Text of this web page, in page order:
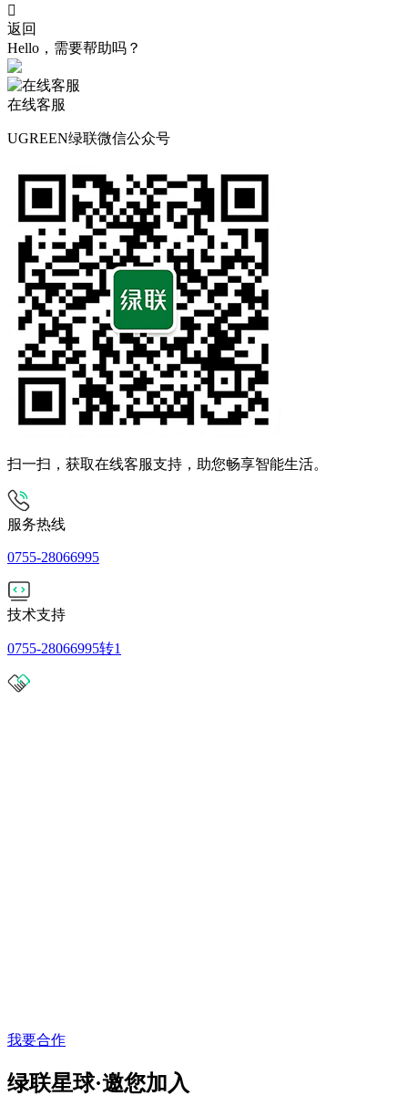

返回
Hello，需要帮助吗？
在线客服
UGREEN绿联微信公众号
扫一扫，获取在线客服支持，助您畅享智能生活。
服务热线
0755-28066995
技术支持
0755-28066995转1
我要合作
绿联星球·邀您加入